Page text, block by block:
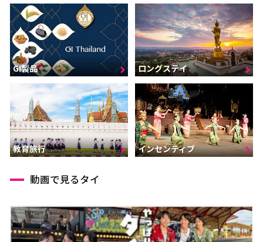
GI製品 ロングステイ
教育旅行 インセンティブ
動画で見るタイ